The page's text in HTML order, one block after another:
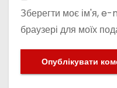
Зберегти моє ім'я, e-
браузері для моїх